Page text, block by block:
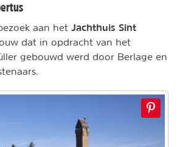
aan het Jachthuis Sint
dat in opdracht van het
gebouwd werd door Berlage en